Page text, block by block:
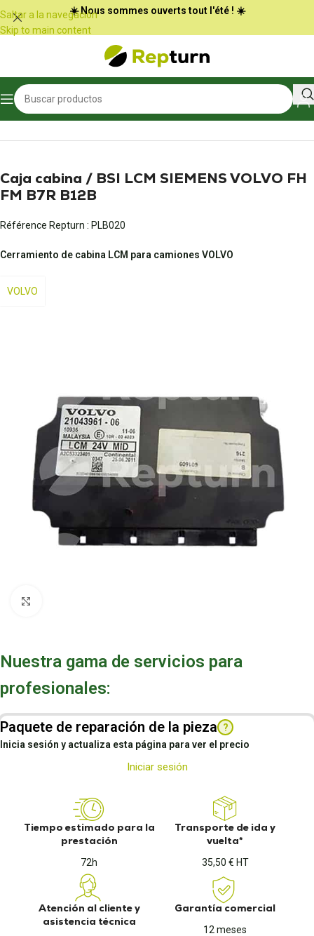
Panel de gestión de cookies
Saltar a la navegación
Skip to main content
☀️ Nous sommes ouverts tout l'été ! ☀️
Inicio/Camiones y autobuses
Caja cabina / BSI LCM SIEMENS VOLVO FH
FM B7R B12B
Référence Repturn : PLB020
Cerramiento de cabina LCM para camiones VOLVO
VOLVO
Nuestra gama de servicios para
profesionales:
Paquete de reparación de la pieza ?
Inicia sesión y actualiza esta página para ver el precio
Iniciar sesión
Tiempo estimado para la
prestación
72h
Transporte de ida y
vuelta*
35,50 € HT
Atención al cliente y
asistencia técnica
Garantía comercial
12 meses